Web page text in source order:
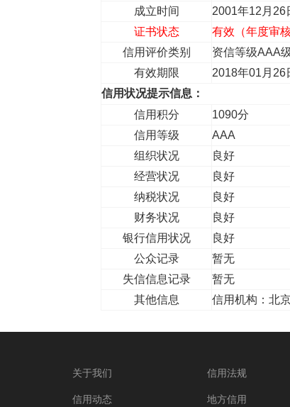
成立时间
2001年12月26
证书状态
有效（年度审核
信用评价类别
资信等级AAA
有效期限
2018年01月26
信用状况提示信息：
信用积分
1090分
信用等级
AAA
组织状况
良好
经营状况
良好
纳税状况
良好
财务状况
良好
银行信用状况
良好
公众记录
暂无
失信信息记录
暂无
其他信息
信用机构：北
关于我们
信用动态
信用法规
地方信用